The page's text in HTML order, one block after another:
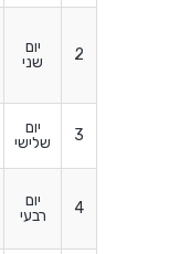
2
יום
שני
3
יום
שלישי
4
יום
רבעי